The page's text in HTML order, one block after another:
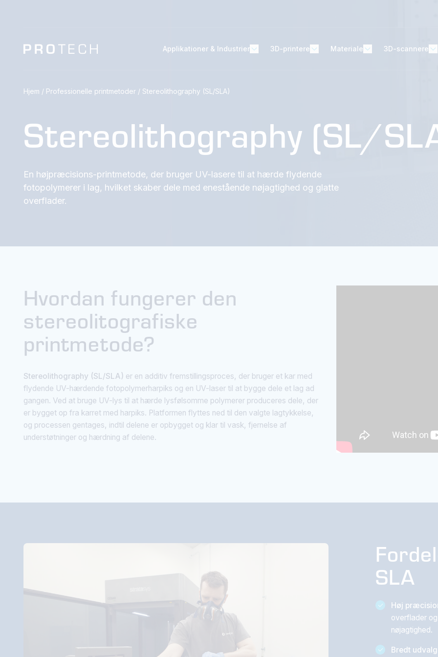
Applikationer & Industrier 3D-printere Materiale 3D-scannere
Hjem / Professionelle printmetoder / Stereolithography (SL/SLA)
Stereolithography (SL/
En højpræcisions-printmetode, der bruger UV-lasere til at hærde flydende
fotopolymerer i lag, hvilket skaber dele med enestående nøjagtighed og glatte
overflader.
Hvordan fungerer den
stereolitografiske
printmetode?
Stereolithography (SL/SLA) er en additiv fremstillingsproces, der bruger et kar med
flydende UV-hærdende fotopolymerharpiks og en UV-laser til at bygge dele et lag ad
gangen. Ved at bruge UV-lys til at hærde lysfølsomme polymerer produceres dele, der
er bygget op fra karret med harpiks. Platformen flyttes ned til den valgte lagtykkelse,
og processen gentages, indtil delene er opbygget og klar til vask, fjernelse af
understøtninger og hærdning af delene.
SLA
Høj
overflader
nøjagtighed.
Bredt